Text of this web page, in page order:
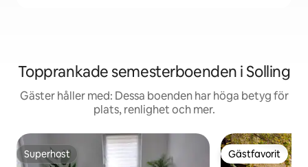
Topprankade semesterboenden i Solling
Gäster håller med: Dessa boenden har höga betyg för
plats, renlighet och mer.
Superhost
Superhost Gästfavorit
Gästfavorit